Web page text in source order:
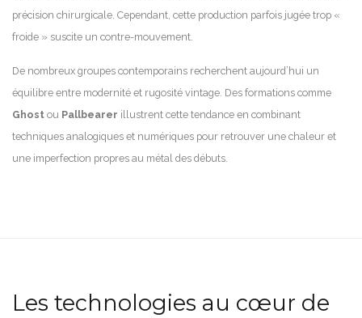
précision chirurgicale. Cependant, cette production parfois jugée trop «
froide » suscite un contre-mouvement.
De nombreux groupes contemporains recherchent aujourd’hui un
équilibre entre modernité et rugosité vintage. Des formations comme
Ghost ou Pallbearer illustrent cette tendance en combinant
techniques analogiques et numériques pour retrouver une chaleur et
une imperfection propres au métal des débuts.
Les technologies au cœur de